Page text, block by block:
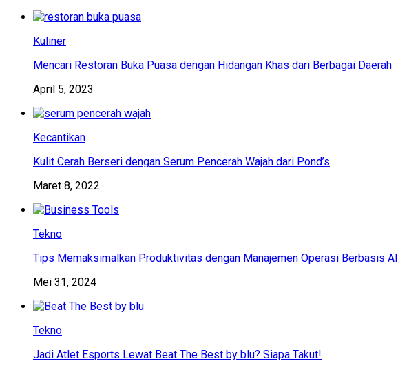
Kuliner
Mencari Restoran Buka Puasa dengan Hidangan Khas dari Berbagai Daerah
April 5, 2023
Kecantikan
Kulit Cerah Berseri dengan Serum Pencerah Wajah dari Pond’s
Maret 8, 2022
Tekno
Tips Memaksimalkan Produktivitas dengan Manajemen Operasi Berbasis AI
Mei 31, 2024
Tekno
Jadi Atlet Esports Lewat Beat The Best by blu? Siapa Takut!